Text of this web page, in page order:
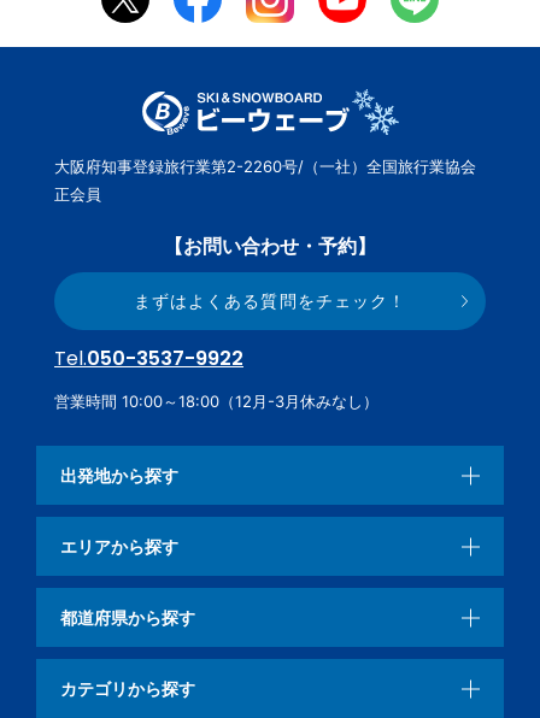
大阪府知事登録旅行業第2-2260号/（一社）全国旅行業協会
正会員
【お問い合わせ・予約】
まずはよくある質問をチェック！
Tel.050-3537-9922
営業時間 10:00～18:00（12月-3月休みなし）
出発地から探す
エリアから探す
都道府県から探す
カテゴリから探す